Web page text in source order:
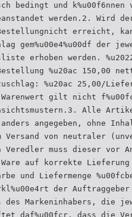
bedingt und k%u00f6nnen
werden.2. Wird der
erreicht,
gem%u00e4%u00df der
erhoben werden.
%u20ac 150,00
%u20ac 25,00/
Warenwert gilt nicht
Alle
angegeben, ohne
Versand von neutraler
Veredler muss dieser vor
auf korrekte Lieferung
und Liefermenge
der Auftraggeber
des Markeninhabers, die
daf%u00fcr, dass die